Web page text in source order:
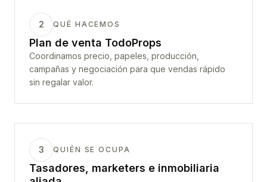
2 QUÉ HACEMOS
Plan de venta TodoProps
Coordinamos precio, papeles, producción,
campañas y negociación para que vendas rápido
sin regalar valor.
3 QUIÉN SE OCUPA
Tasadores, marketers e inmobiliaria